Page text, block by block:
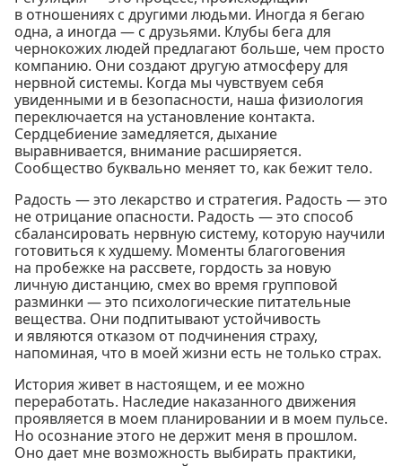
в отношениях с другими людьми. Иногда я бегаю
одна, а иногда — с друзьями. Клубы бега для
чернокожих людей предлагают больше, чем просто
компанию. Они создают другую атмосферу для
нервной системы. Когда мы чувствуем себя
увиденными и в безопасности, наша физиология
переключается на установление контакта.
Сердцебиение замедляется, дыхание
выравнивается, внимание расширяется.
Сообщество буквально меняет то, как бежит тело.
Радость — это лекарство и стратегия. Радость — это
не отрицание опасности. Радость — это способ
сбалансировать нервную систему, которую научили
готовиться к худшему. Моменты благоговения
на пробежке на рассвете, гордость за новую
личную дистанцию, смех во время групповой
разминки — это психологические питательные
вещества. Они подпитывают устойчивость
и являются отказом от подчинения страху,
напоминая, что в моей жизни есть не только страх.
История живет в настоящем, и ее можно
переработать. Наследие наказанного движения
проявляется в моем планировании и в моем пульсе.
Но осознание этого не держит меня в прошлом.
Оно дает мне возможность выбирать практики,